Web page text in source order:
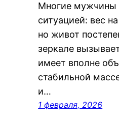
Многие мужчины
ситуацией: вес
но живот
зеркале
имеет вполне
стабильной
и…
1 февраля, 2026